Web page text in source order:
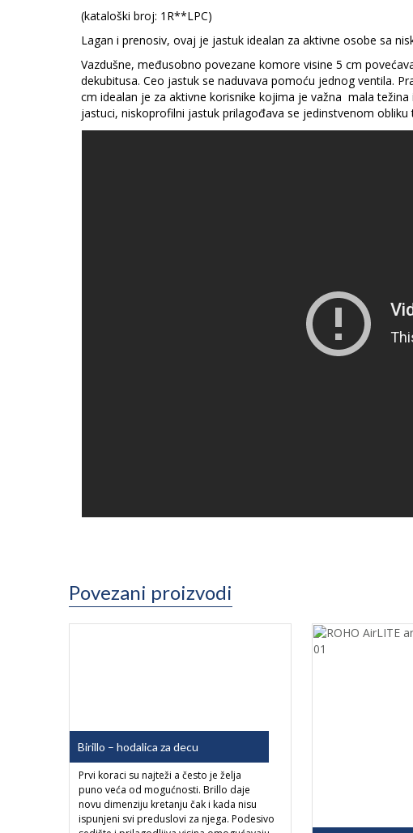
(kataloški broj: 1R**LPC)
Lagan i prenosiv, ovaj je jastuk idealan za aktivne osobe sa
Vazdušne, međusobno povezane komore visine 5 cm
dekubitusa. Ceo jastuk se naduvava pomoću jednog ventila.
cm idealan je za aktivne korisnike kojima je važna mala
jastuci, niskoprofilni jastuk prilagođava se jedinstvenom
Povezani proizvodi
Birillo – hodalica za decu
Prvi koraci su najteži a često je želja
puno veća od mogućnosti. Brillo daje
novu dimenziju kretanju čak i kada nisu
ispunjeni svi preduslovi za njega. Podesivo